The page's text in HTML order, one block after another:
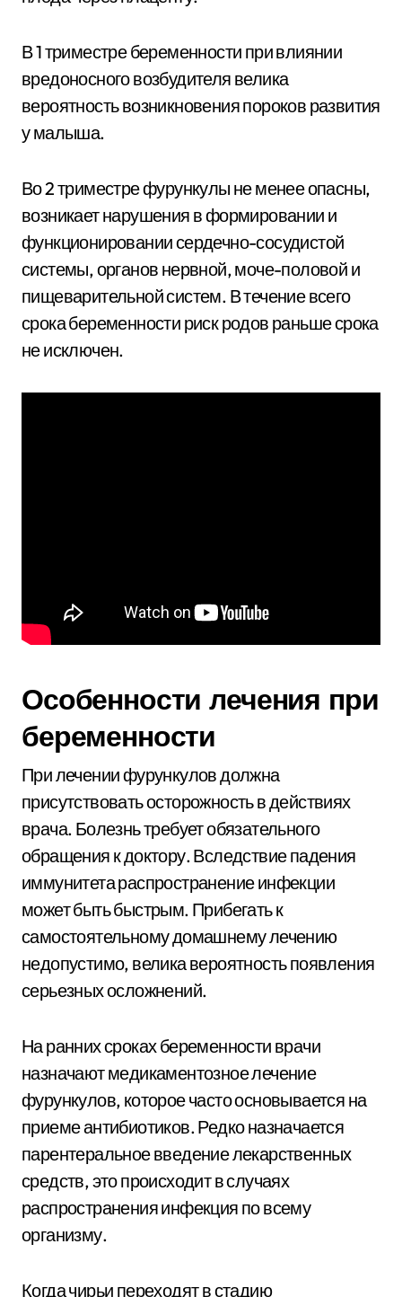
В 1 триместре беременности при влиянии
вредоносного возбудителя велика
вероятность возникновения пороков развития
у малыша.
Во 2 триместре фурункулы не менее опасны,
возникает нарушения в формировании и
функционировании сердечно-сосудистой
системы, органов нервной, моче-половой и
пищеварительной систем. В течение всего
срока беременности риск родов раньше срока
не исключен.
Особенности лечения при
беременности
При лечении фурункулов должна
присутствовать осторожность в действиях
врача. Болезнь требует обязательного
обращения к доктору. Вследствие падения
иммунитета распространение инфекции
может быть быстрым. Прибегать к
самостоятельному домашнему лечению
недопустимо, велика вероятность появления
серьезных осложнений.
На ранних сроках беременности врачи
назначают медикаментозное лечение
фурункулов, которое часто основывается на
приеме антибиотиков. Редко назначается
парентеральное введение лекарственных
средств, это происходит в случаях
распространения инфекция по всему
организму.
Когда чирьи переходят в стадию